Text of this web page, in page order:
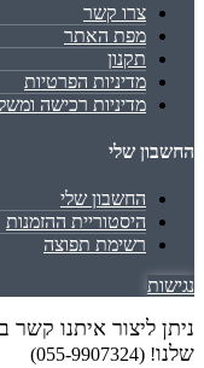
צרו קשר
מפת האתר
תקנון
מדיניות הפרטיות
מדיניות רכישה
החשבון שלי
החשבון שלי
היסטוריית ההזמנות
רשימת תפוצה
נגישות
ניתן ליצור איתנו
שלנו! (055-9907324)